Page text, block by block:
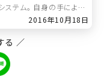
ステム。 自身の手による
2016年10月18日
る ／